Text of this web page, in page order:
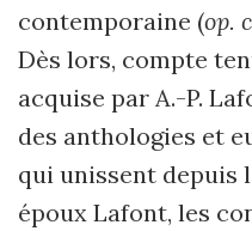
contemporaine (op.
Dès lors, compte
acquise par A.-P.
des anthologies et
qui unissent depuis
époux Lafont, les